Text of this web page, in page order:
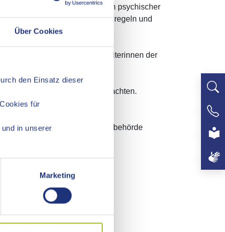
Über Cookies
den Einsatz dieser
für
in unserer
Marketing
Menschen befasst, die wegen psychischer
Belange selbst zu regeln und
erstatten die Mitarbeiterinnen der
Verfügungen und zu Vollmachten.
der Betreuungsbehörde